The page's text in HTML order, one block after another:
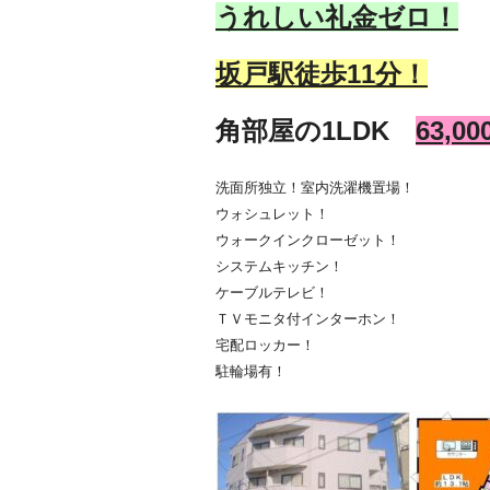
うれしい礼金ゼロ！
坂戸駅徒歩11分！
角部屋の1LDK
洗面所独立！室内洗濯機置場！
ウォシュレット！
ウォークインクローゼット！
システムキッチン！
ケーブルテレビ！
ＴＶモニタ付インターホン！
宅配ロッカー！
駐輪場有！